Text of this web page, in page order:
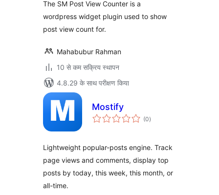
The SM Post View Counter is a
wordpress widget plugin used to show
post view count for.
Mahabubur Rahman
10 से कम सक्रिय स्थापन
4.8.29 के साथ परीक्षण किया
Mostify
(0कुल
दर)
Lightweight popular-posts engine. Track
page views and comments, display top
posts by today, this week, this month, or
all-time.